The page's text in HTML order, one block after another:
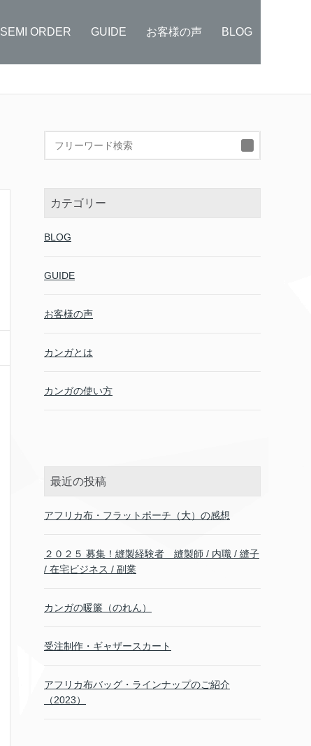
SEMI ORDER GUIDE お客様の声 BLOG
カテゴリー
BLOG
GUIDE
お客様の声
カンガとは
カンガの使い方
最近の投稿
アフリカ布・フラットポーチ（大）の感想
２０２５ 募集！縫製経験者 縫製師 / 内職 / 縫子
/ 在宅ビジネス / 副業
カンガの暖簾（のれん）
受注制作・ギャザースカート
アフリカ布バッグ・ラインナップのご紹介
（2023）